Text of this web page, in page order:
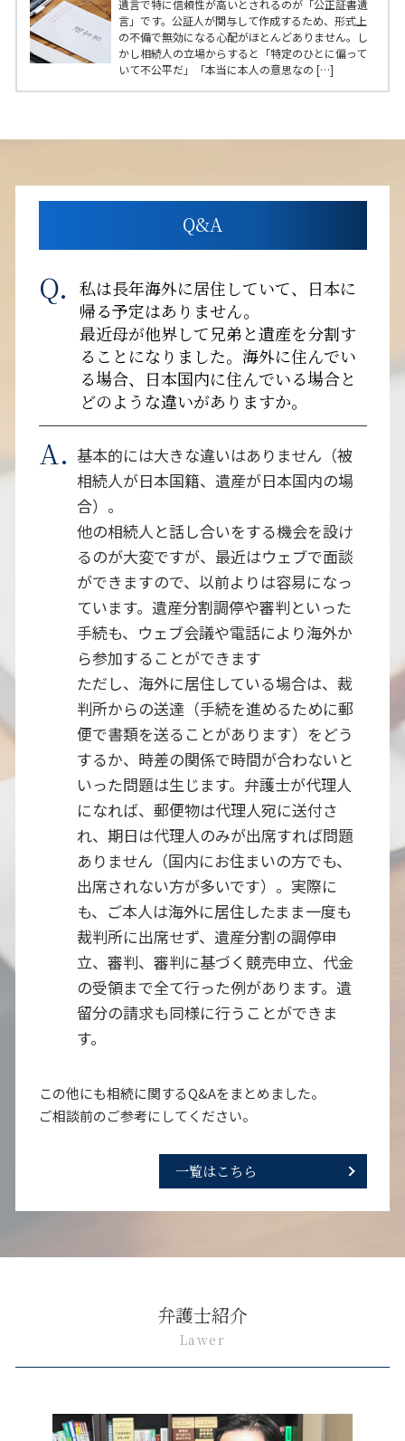
遺言で特に信頼性が高いとされるのが「公正証書遺
言」です。公証人が関与して作成するため、形式上
の不備で無効になる心配がほとんどありません。し
かし相続人の立場からすると「特定のひとに偏って
いて不公平だ」「本当に本人の意思なの […]
Q&A
私は長年海外に居住していて、日本に
帰る予定はありません。
最近母が他界して兄弟と遺産を分割す
ることになりました。海外に住んでい
る場合、日本国内に住んでいる場合と
どのような違いがありますか。
基本的には大きな違いはありません（被
相続人が日本国籍、遺産が日本国内の場
合）。
他の相続人と話し合いをする機会を設け
るのが大変ですが、最近はウェブで面談
ができますので、以前よりは容易になっ
ています。遺産分割調停や審判といった
手続も、ウェブ会議や電話により海外か
ら参加することができます
ただし、海外に居住している場合は、裁
判所からの送達（手続を進めるために郵
便で書類を送ることがあります）をどう
するか、時差の関係で時間が合わないと
いった問題は生じます。弁護士が代理人
になれば、郵便物は代理人宛に送付さ
れ、期日は代理人のみが出席すれば問題
ありません（国内にお住まいの方でも、
出席されない方が多いです）。実際に
も、ご本人は海外に居住したまま一度も
裁判所に出席せず、遺産分割の調停申
立、審判、審判に基づく競売申立、代金
の受領まで全て行った例があります。遺
留分の請求も同様に行うことができま
す。
この他にも相続に関するQ&Aをまとめました。
ご相談前のご参考にしてください。
一覧はこちら
弁護士紹介
Lawer